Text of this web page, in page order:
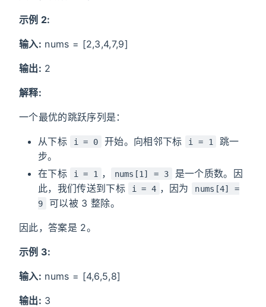
示例 2:
输入: nums = [2,3,4,7,9]
输出: 2
解释:
一个最优的跳跃序列是：
从下标 i = 0 开始。向相邻下标 i = 1
跳一
步。
在下标
i = 1 ， nums[1] = 3
是一个质数。因
此，我们传送到下标
i = 4 ，因为
nums[4] =
9
可以被 3 整除。
因此，答案是 2。
示例 3:
输入: nums = [4,6,5,8]
输出: 3